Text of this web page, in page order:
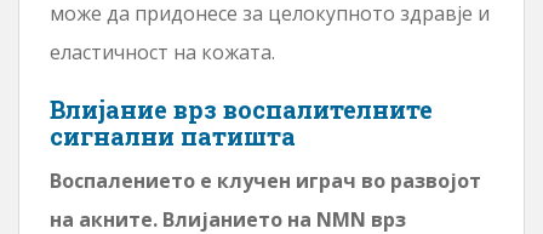
може да придонесе за целокупното здравје и
еластичност на кожата.
Влијание врз воспалителните
сигнални патишта
Воспалението е клучен играч во развојот
на акните. Влијанието на NMN врз